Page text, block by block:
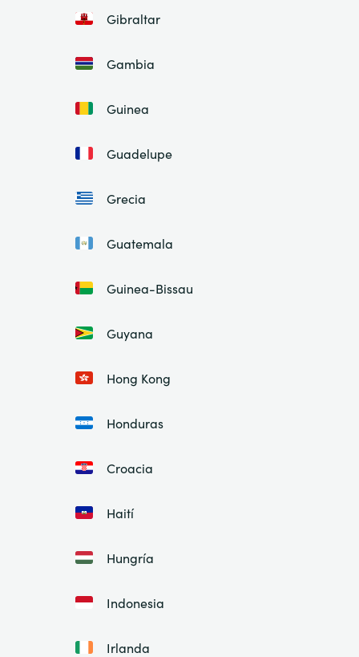
Gibraltar
Gambia
Guinea
Guadelupe
Grecia
Guatemala
Guinea-Bissau
Guyana
Hong Kong
Honduras
Croacia
Haití
Hungría
Indonesia
Irlanda